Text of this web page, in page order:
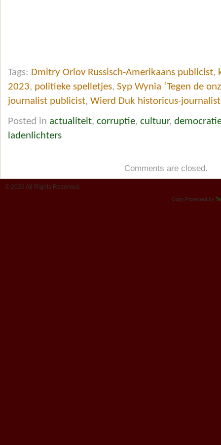
Tags: Dmitry Orlov Russisch-Amerikaans publicist,
2023, politieke spelletjes, Syp Wynia ‘Tegen de
journalist publicist, Wierd Duk historicus-journalist
Posted in actualiteit, corruptie, cultuur,
ladenlichters
Comments are closed.
© 2026 All Rights Reserved.
Copy Protected by